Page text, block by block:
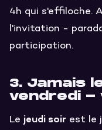
4h qui s'effiloche.
l'invitation -
participation.
3. Jamais
vendredi -
Le jeudi soir est le